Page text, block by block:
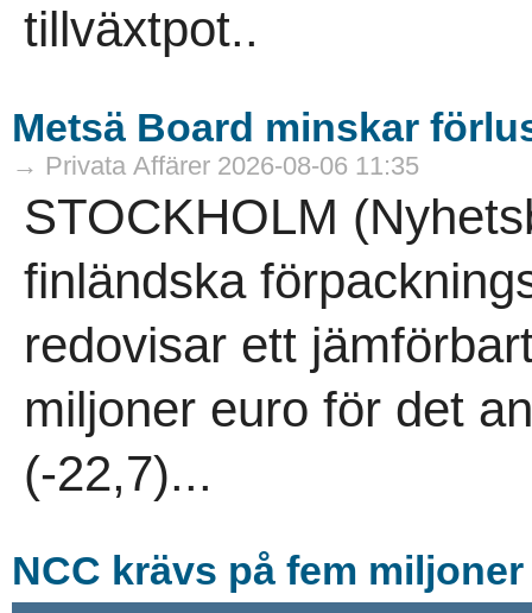
tillväxtpot..
Metsä Board minskar
→ Privata Affärer 2026-08-06 11:35
STOCKHOLM
finländska
redovisar ett
miljoner euro för det
(-22,7)...
NCC krävs på fem